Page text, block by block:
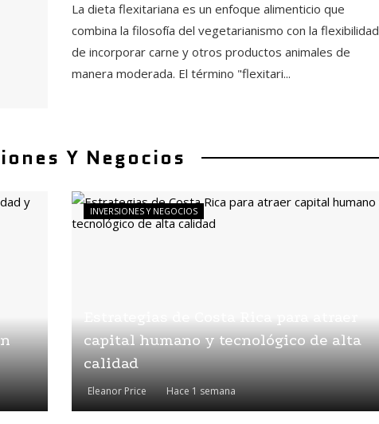
La dieta flexitariana es un enfoque alimenticio que
combina la filosofía del vegetarianismo con la flexibilidad
de incorporar carne y otros productos animales de
manera moderada. El término "flexitari...
Y Negocios
capital humano y tecnológico de alta
calidad
Eleanor Price Hace 1 semana
INVERSIONES Y NEGOCIOS